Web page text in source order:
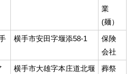
業
(麺）
横手市安田字堰添58-1
保険
会社
横手市大雄字本庄道北堰
葬祭